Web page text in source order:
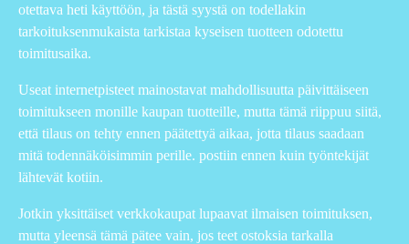
otettava heti käyttöön, ja tästä syystä on todellakin
tarkoituksenmukaista tarkistaa kyseisen tuotteen odotettu
toimitusaika.
Useat internetpisteet mainostavat mahdollisuutta päivittäiseen
toimitukseen monille kaupan tuotteille, mutta tämä riippuu siitä,
että tilaus on tehty ennen päätettyä aikaa, jotta tilaus saadaan
mitä todennäköisimmin perille. postiin ennen kuin työntekijät
lähtevät kotiin.
Jotkin yksittäiset verkkokaupat lupaavat ilmaisen toimituksen,
mutta yleensä tämä pätee vain, jos teet ostoksia tarkalla